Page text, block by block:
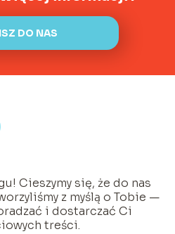
DO NAS
Cieszymy się, że do nas
z myślą o Tobie —
i dostarczać Ci
treści.